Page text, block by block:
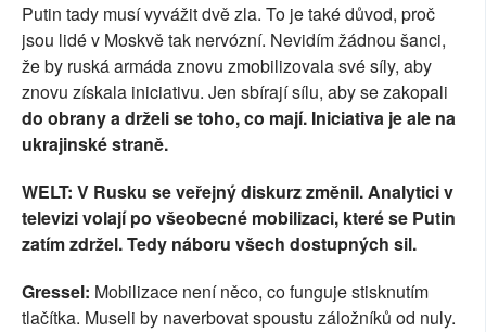
Putin tady musí vyvážit dvě zla. To je také důvod, proč
jsou lidé v Moskvě tak nervózní. Nevidím žádnou šanci,
že by ruská armáda znovu zmobilizovala své síly, aby
znovu získala iniciativu. Jen sbírají sílu, aby se zakopali
do obrany a drželi se toho, co mají. Iniciativa je ale na
ukrajinské straně.
WELT: V Rusku se veřejný diskurz změnil. Analytici v
televizi volají po všeobecné mobilizaci, které se Putin
zatím zdržel. Tedy náboru všech dostupných sil.
Gressel: Mobilizace není něco, co funguje stisknutím
tlačítka. Museli by naverbovat spoustu záložníků od nuly.